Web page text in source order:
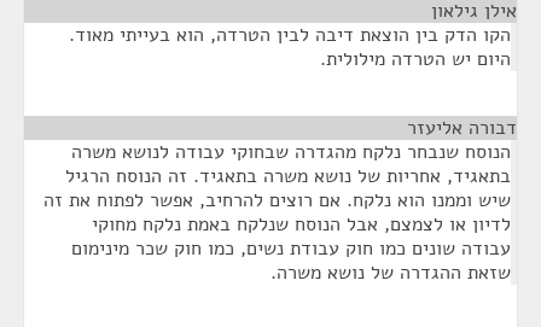
אילן גילאון
הקו הדק בין הוצאת דיבה לבין הטרדה, הוא בעייתי מאוד.
היום יש הטרדה מילולית.
דבורה אליעזר
הנוסח שנבחר נלקח מהגדרה שבחוקי עבודה לנושא משרה
בתאגיד, אחריות של נושא משרה בתאגיד. זה הנוסח הרגיל
שיש וממנו הוא נלקח. אם רוצים להרחיב, אפשר לפתוח את זה
לדיון או לצמצם, אבל הנוסח שנלקח באמת נלקח מחוקי
עבודה שונים כמו חוק עבודת נשים, כמו חוק שכר מינימום
שזאת ההגדרה של נושא משרה.